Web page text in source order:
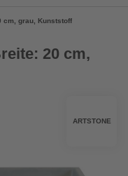
cm, grau, Kunststoff
20 cm,
ARTSTONE